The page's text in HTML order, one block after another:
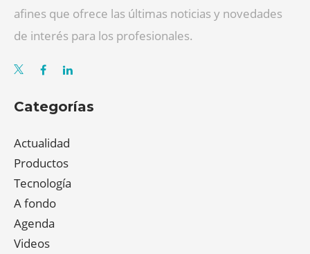
afines que ofrece las últimas noticias y novedades
de interés para los profesionales.
Categorías
Actualidad
Productos
Tecnología
A fondo
Agenda
Videos